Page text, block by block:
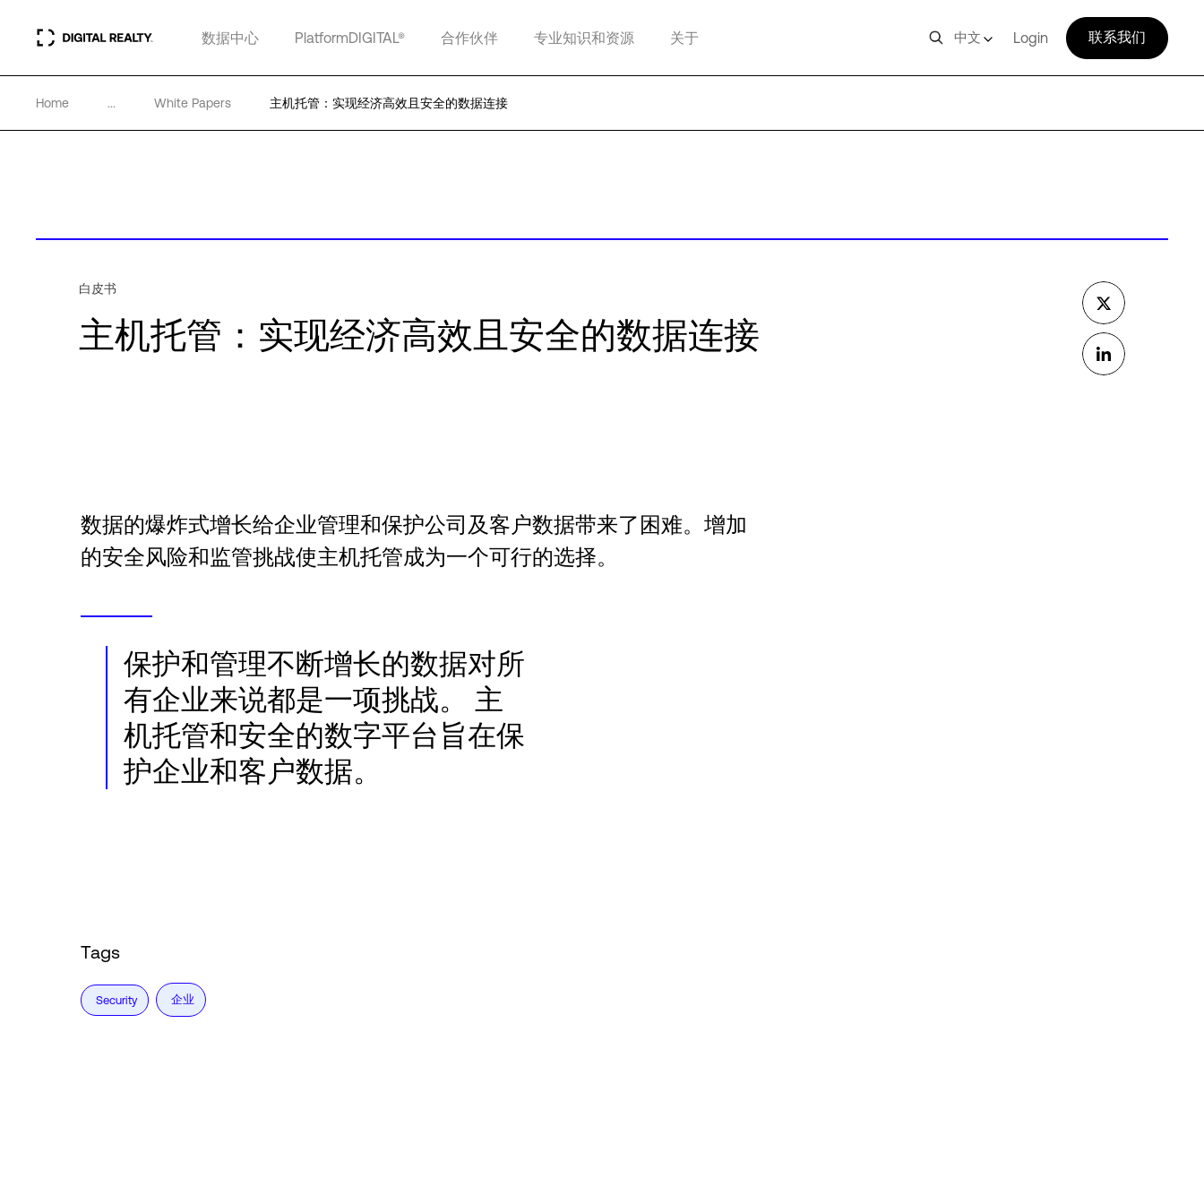
数据中心 PlatformDIGITAL® 合作伙伴 专业知识和资源 关于 中文 Login 联系我们
Home ... White Papers 主机托管：实现经济高效且安全的数据连接
白皮书
主机托管：实现经济高效且安全的数据连接
数据的爆炸式增长给企业管理和保护公司及客户数据带来了困难。增加
的安全风险和监管挑战使主机托管成为一个可行的选择。
保护和管理不断增长的数据对所
有企业来说都是一项挑战。 主
机托管和安全的数字平台旨在保
护企业和客户数据。
Tags
Security 企业